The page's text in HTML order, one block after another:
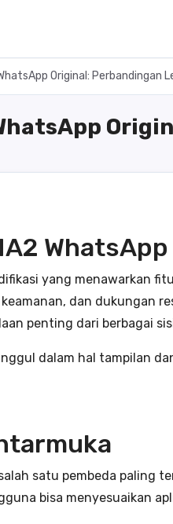
Original: Perbandingan
yang menawarkan
dan dukungan
penting dari berbagai
dalam hal tampilan
satu pembeda paling
bisa menyesuaikan